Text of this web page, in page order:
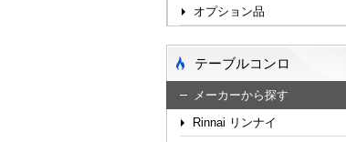
オプション品
テーブルコンロ
メーカーから探す
Rinnai リンナイ